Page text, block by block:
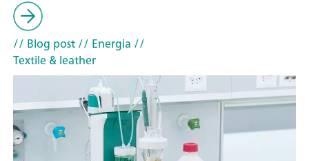
// Blog post// Energia //
Textile & leather